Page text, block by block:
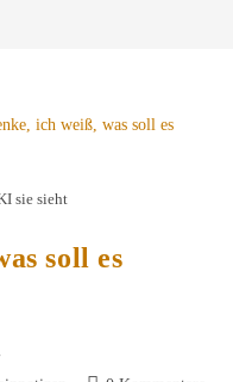
sie sieht
soll es